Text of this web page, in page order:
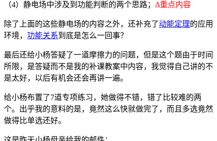
（4）静电场中涉及到功能判断的两个思路； Δ重点内容
除了上面的这些静电场的内容之外，还补充了动能定理的应用
环境， 功能关系到底是怎么一回事？
最后还给小杨答疑了一道摩擦力的问题，但是这个题由于时间
所限，是答疑而不是我的补课教案中内容，我觉得自己讲的不
是太好，以后有机会还会再讲一遍。
给小杨布置了7道专项练习，她做得不错，错了比较难的两
个。出乎我的意料的是，竟然这么快就做完了，而且多选竟然
做得比单选还好。